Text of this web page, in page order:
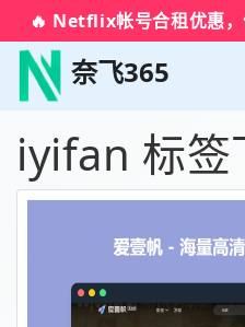
🔥 Netflix帐号合租优惠
奈飞365
iyifan 标签